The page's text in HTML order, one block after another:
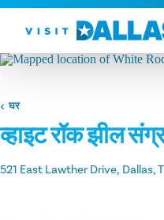
सामग्री पर जाएं
घर
व्हाइट रॉक झील
521 East Lawther Drive Dallas,